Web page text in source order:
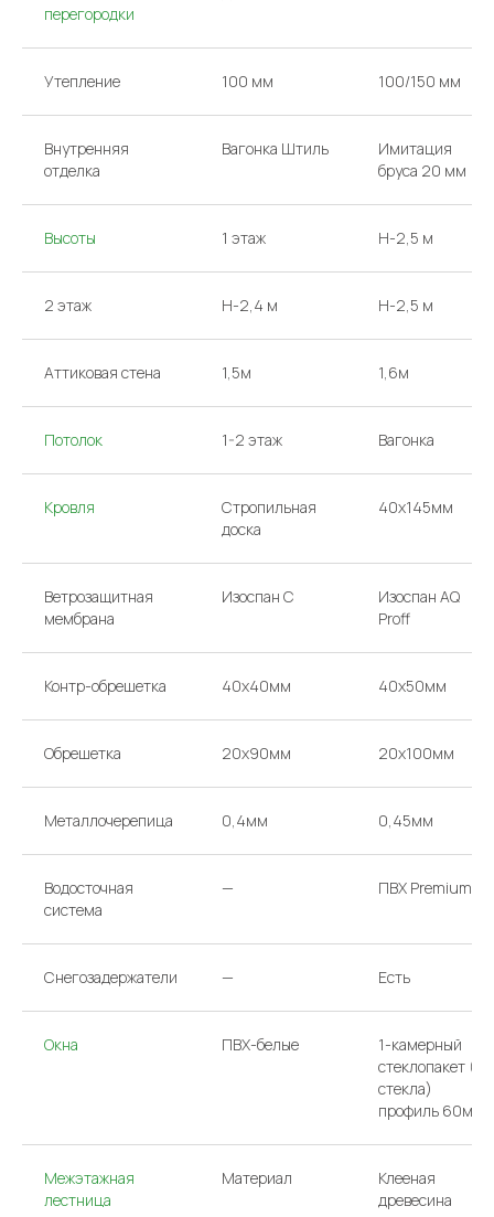
перегородки
Утепление 100 мм 100/150 мм
Внутренняя
отделка
Вагонка Штиль
Имитация
бруса 20 мм
Высоты 1 этаж H-2,5 м
2 этаж H-2,4 м H-2,5 м
Аттиковая стена 1,5м 1,6м
Потолок 1-2 этаж Вагонка
Кровля
Стропильная
доска
40х145мм
Ветрозащитная
мембрана
Изоспан С
Изоспан AQ
Proff
Контр-обрешетка 40х40мм 40х50мм
Обрешетка 20х90мм 20х100мм
Металлочерепица 0,4мм 0,45мм
Водосточная
система
— ПВХ Premium
Снегозадержатели — Есть
Окна ПВХ-белые
1-камерный
стеклопакет (2
стекла)
профиль 60мм
Межэтажная
лестница
Материал
Клееная
древесина
Звоните или
приходите в офис
ВЫСТАВОЧНЫЙ ДОМ Д/01
+ 7 985 766-91-92
ТЕЛЕФОНЫ НАПИШИТЕ НАМ
+ 7 985 174-63-39
Перезвоните мне
С 10:00 ДО 19:00
ВРЕМЯ РАБОТЫ